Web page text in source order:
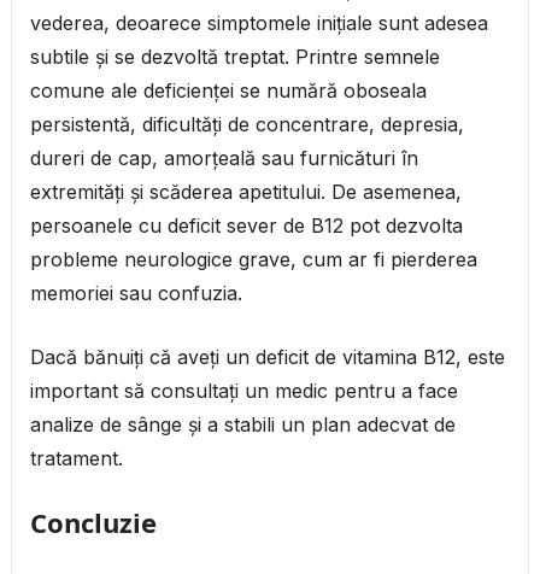
vederea, deoarece simptomele inițiale sunt adesea
subtile și se dezvoltă treptat. Printre semnele
comune ale deficienței se numără oboseala
persistentă, dificultăți de concentrare, depresia,
dureri de cap, amorțeală sau furnicături în
extremități și scăderea apetitului. De asemenea,
persoanele cu deficit sever de B12 pot dezvolta
probleme neurologice grave, cum ar fi pierderea
memoriei sau confuzia.
Dacă bănuiți că aveți un deficit de vitamina B12, este
important să consultați un medic pentru a face
analize de sânge și a stabili un plan adecvat de
tratament.
Concluzie